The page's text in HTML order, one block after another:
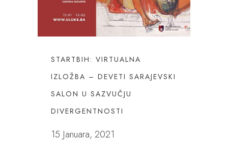
STARTBIH: VIRTUALNA
IZLOŽBA – DEVETI SARAJEVSKI
SALON U SAZVUČJU
DIVERGENTNOSTI
15 Januara, 2021